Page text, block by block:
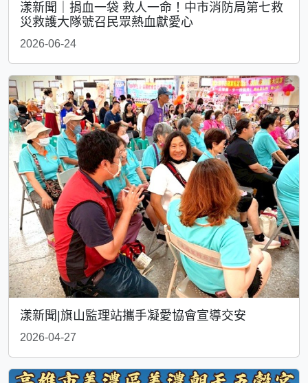
漾新聞｜捐血一袋 救人一命！中市消防局第七救
災救護大隊號召民眾熱血獻愛心
2026-06-24
漾新聞|旗山監理站攜手凝愛協會宣導交安
2026-04-27